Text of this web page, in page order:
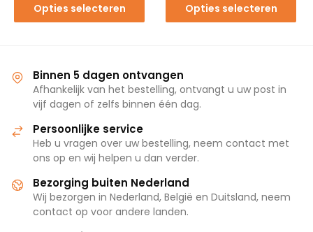
Opties selecteren Opties selecteren
Binnen 5 dagen ontvangen
Afhankelijk van het bestelling, ontvangt u uw post in
vijf dagen of zelfs binnen één dag.
Persoonlijke service
Heb u vragen over uw bestelling, neem contact met
ons op en wij helpen u dan verder.
Bezorging buiten Nederland
Wij bezorgen in Nederland, België en Duitsland, neem
contact op voor andere landen.